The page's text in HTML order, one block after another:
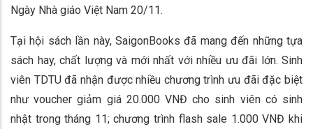
Ngày Nhà giáo Việt Nam 20/11.
Tại hội sách lần này, SaigonBooks đã mang đến những tựa
sách hay, chất lượng và mới nhất với nhiều ưu đãi lớn. Sinh
viên TDTU đã nhận được nhiều chương trình ưu đãi đặc biệt
như voucher giảm giá 20.000 VNĐ cho sinh viên có sinh
nhật trong tháng 11; chương trình flash sale 1.000 VNĐ khi